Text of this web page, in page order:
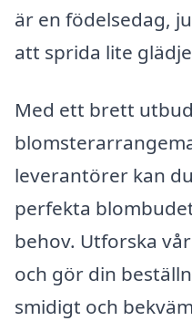
är en födelsedag,
att sprida lite
Med ett brett
leverantörer kan
perfekta
behov. Utforska
och gör din
smidigt och